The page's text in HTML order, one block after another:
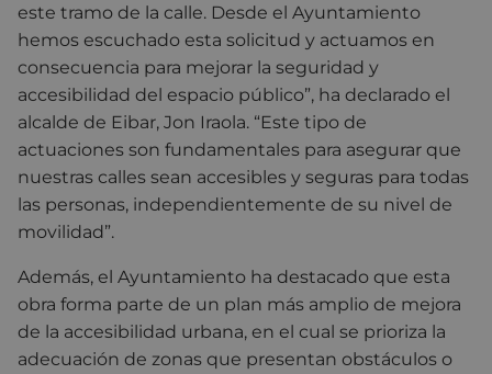
este tramo de la calle. Desde el Ayuntamiento
hemos escuchado esta solicitud y actuamos en
consecuencia para mejorar la seguridad y
accesibilidad del espacio público”, ha declarado el
alcalde de Eibar, Jon Iraola. “Este tipo de
actuaciones son fundamentales para asegurar que
nuestras calles sean accesibles y seguras para todas
las personas, independientemente de su nivel de
movilidad”.
Además, el Ayuntamiento ha destacado que esta
obra forma parte de un plan más amplio de mejora
de la accesibilidad urbana, en el cual se prioriza la
adecuación de zonas que presentan obstáculos o